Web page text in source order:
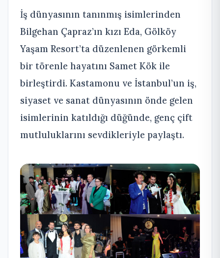
İş dünyasının tanınmış isimlerinden
Bilgehan Çapraz’ın kızı Eda, Gölköy
Yaşam Resort’ta düzenlenen görkemli
bir törenle hayatını Samet Kök ile
birleştirdi. Kastamonu ve İstanbul’un iş,
siyaset ve sanat dünyasının önde gelen
isimlerinin katıldığı düğünde, genç çift
mutluluklarını sevdikleriyle paylaştı.